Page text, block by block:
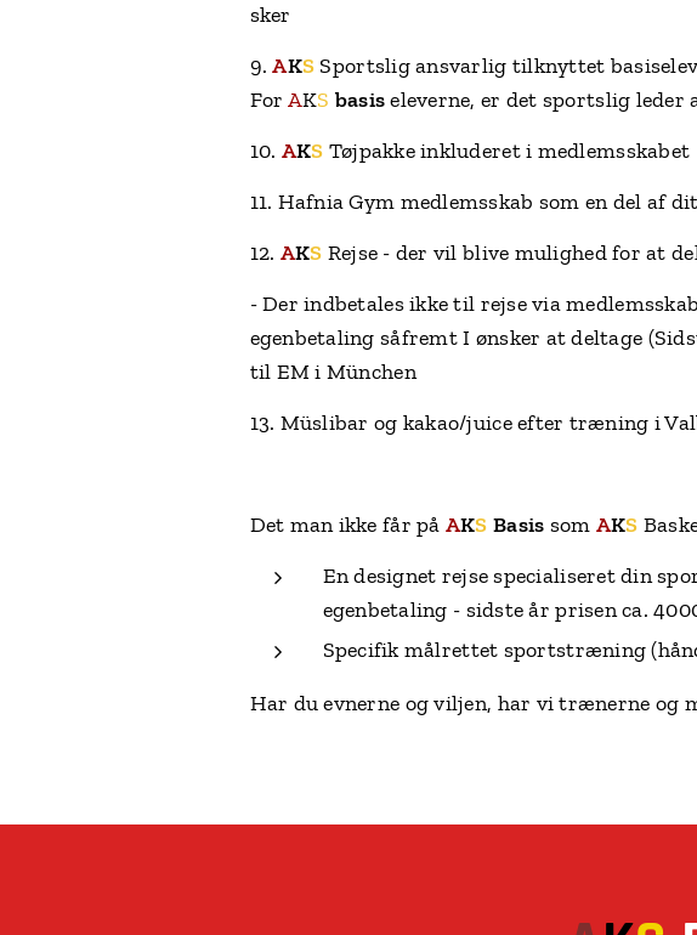
sker
9.AKS Sportslig ansvarlig tilknyttet
For AKS basiseleverne, er det sportslig leder
10. AKS Tøjpakke inkluderet i medlemsskabet
11. Hafnia Gym medlemsskab som en del af dit
12. AKS Rejse - der vil blive mulighed for at
- Der indbetales ikke til rejse via
egenbetaling såfremt I ønsker at deltage
til EM i München
13. Müslibar og kakao/juice efter træning i
Det man ikke får på AKSBasis som AKS
En designet rejse specialiseret din
egenbetaling - sidste år prisen ca.
Specifik målrettet sportstræning
Har du evnerne og viljen, har vi trænerne og